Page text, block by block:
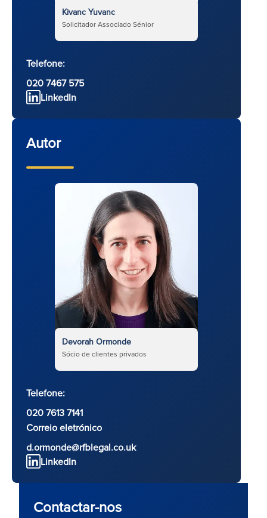
Kivanc Yuvanc
Solicitador Associado Sénior
Telefone:
020 7467 575
LinkedIn
Autor
Devorah Ormonde
Sócio de clientes privados
Telefone:
020 7613 7141
Correio eletrónico
d.ormonde@rfblegal.co.uk
LinkedIn
Contactar-nos